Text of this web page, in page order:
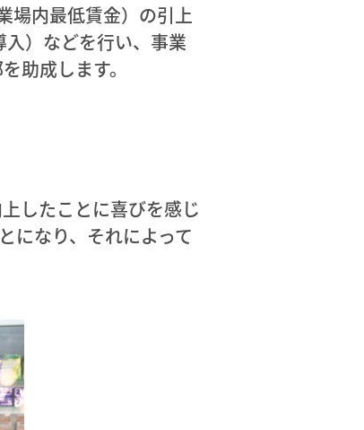
場内最低賃金）の引上
）などを行い、事業
助成します。
したことに喜びを感じ
になり、それによって